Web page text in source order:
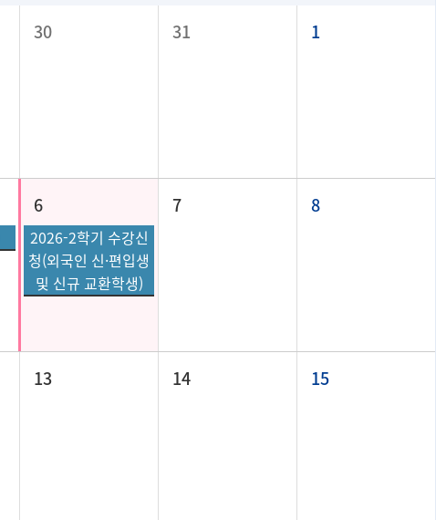
30 31 1
6 7 8
2026-2학기 수강신
청(외국인 신·편입생
및 신규 교환학생)
13 14 15